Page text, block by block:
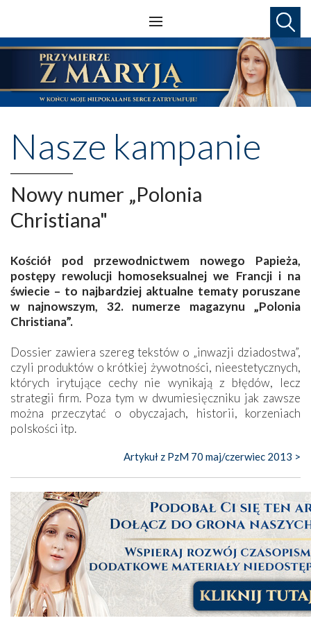
Nasze kampanie
Nowy numer „Polonia
Christiana"
Kościół pod przewodnictwem nowego Papieża,
postępy rewolucji homoseksualnej we Francji i na
świecie – to najbardziej aktualne tematy poruszane
w najnowszym, 32. numerze magazynu „Polonia
Christiana”.
Dossier zawiera szereg tekstów o „inwazji dziadostwa”,
czyli produktów o krótkiej żywotności, nieestetycznych,
których irytujące cechy nie wynikają z błędów, lecz
strategii firm. Poza tym w dwumiesięczniku jak zawsze
można przeczytać o obyczajach, historii, korzeniach
polskości itp.
Artykuł z PzM 70 maj/czerwiec 2013 >